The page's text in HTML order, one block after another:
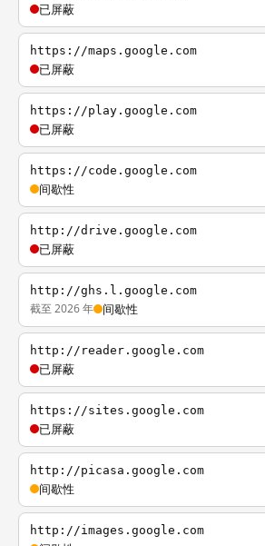
已屏蔽
https://maps.google.com
已屏蔽
https://play.google.com
已屏蔽
https://code.google.com
间歇性
http://drive.google.com
已屏蔽
http://ghs.l.google.com
截至 2026 年 间歇性
http://reader.google.com
已屏蔽
https://sites.google.com
已屏蔽
http://picasa.google.com
间歇性
http://images.google.com